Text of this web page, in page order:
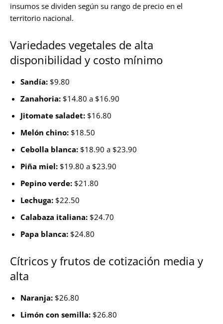
insumos se dividen según su rango de precio en el
territorio nacional.
Variedades vegetales de alta
disponibilidad y costo mínimo
Sandía: $9.80
Zanahoria: $14.80 a $16.90
Jitomate saladet: $16.80
Melón chino: $18.50
Cebolla blanca: $18.90 a $23.90
Piña miel: $19.80 a $23.90
Pepino verde: $21.80
Lechuga: $22.50
Calabaza italiana: $24.70
Papa blanca: $24.80
Cítricos y frutos de cotización media y
alta
Naranja: $26.80
Limón con semilla: $26.80